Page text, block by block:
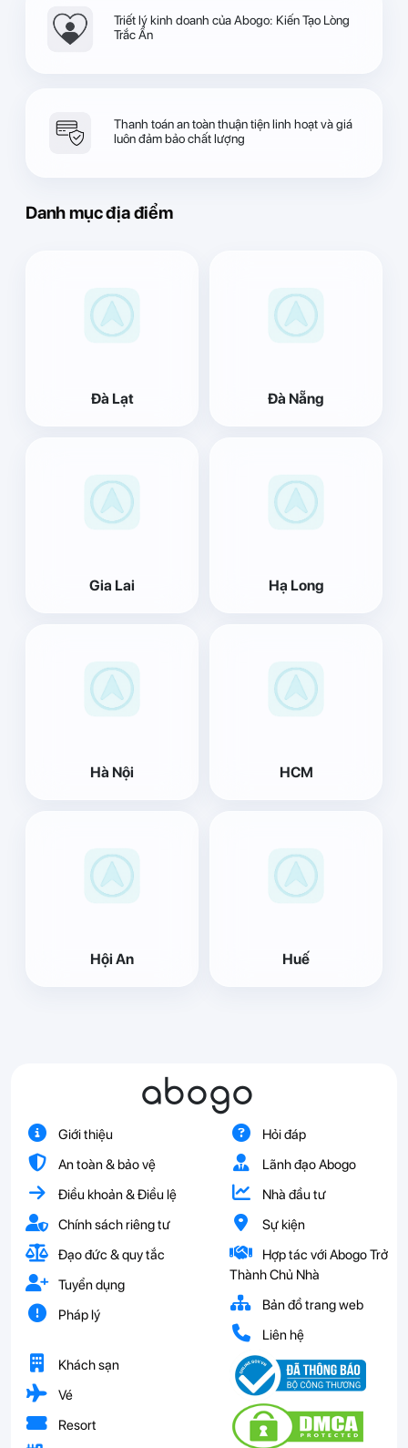
Triết lý kinh doanh của Abogo: Kiến Tạo Lòng
Trắc Ẩn
Thanh toán an toàn thuận tiện linh hoạt và giá
luôn đảm bảo chất lượng
Danh mục địa điểm
Đà Lạt Đà Nẵng
Gia Lai Hạ Long
Hà Nội HCM
Hội An Huế
abogo
Giới thiệu
An toàn & bảo vệ
Điều khoản & Điều lệ
Chính sách riêng tư
Đạo đức & quy tắc
Tuyển dụng
Pháp lý
Hỏi đáp
Lãnh đạo Abogo
Nhà đầu tư
Sự kiện
Hợp tác với Abogo Trở
Thành Chủ Nhà
Bản đồ trang web
Liên hệ
Khách sạn
Vé
Resort